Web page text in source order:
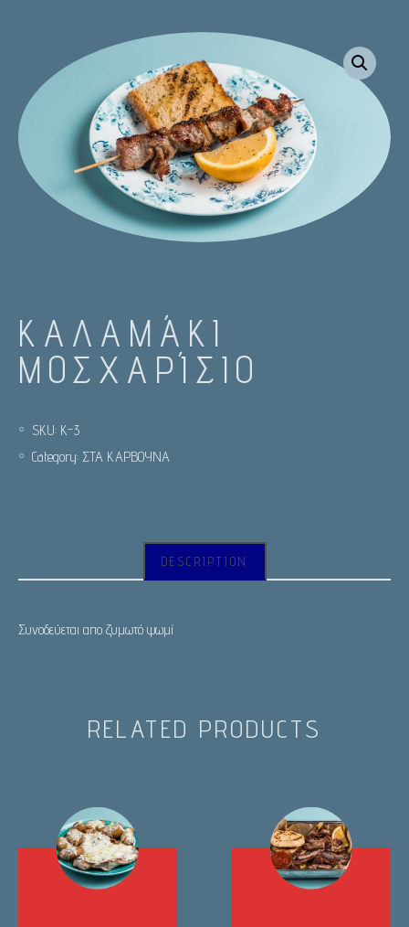
ΚΑΛΑΜΆΚΙ
ΜΟΣΧΑΡΊΣΙΟ
SKU: Κ-3
Category: ΣΤΑ ΚΑΡΒΟΥΝΑ
DESCRIPTION
Συνοδεύεται απο ζυμωτό ψωμί
RELATED PRODUCTS